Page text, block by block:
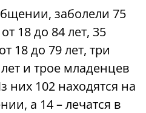
заболели 75
18 до 84 лет, 35
18 до 79 лет, три
и трое младенцев
них 102 находятся на
а 14 – лечатся в